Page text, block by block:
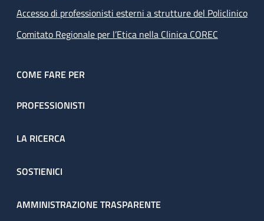
Accesso di professionisti esterni a strutture del Policlinico
Comitato Regionale per l’Etica nella Clinica COREC
COME FARE PER
PROFESSIONISTI
LA RICERCA
SOSTIENICI
AMMINISTRAZIONE TRASPARENTE